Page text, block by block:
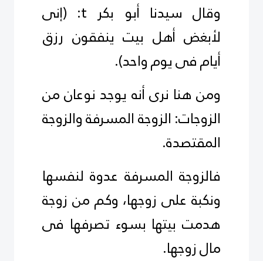
وقال سيدنا أبو بكر t: (إنى
لأبغض أهل بيت ينفقون رزق
أيام فى يوم واحد).
ومن هنا نرى أنه يوجد نوعان من
الزوجات: الزوجة المسرفة والزوجة
المقتصدة.
فالزوجة المسرفة عدوة لنفسها
ونكبة على زوجها، وكم من زوجة
هدمت بيتها بسوء تصرفها فى
مال زوجها.